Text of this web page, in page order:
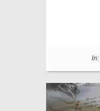
In: